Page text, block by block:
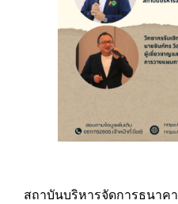
สถาบันบริหารจัดการธนาค